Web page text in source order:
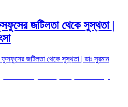
জটিলতা থেকে সুস্থতা |
জটিলতা থেকে সুস্থতা | ডাঃ সুরমান